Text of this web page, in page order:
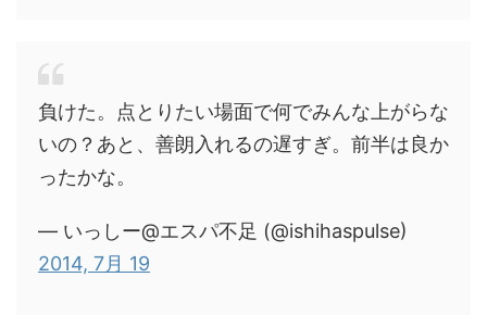
負けた。点とりたい場面で何でみんな上がらな
いの？あと、善朗入れるの遅すぎ。前半は良か
ったかな。
— いっしー@エスパ不足 (@ishihaspulse)
2014, 7月 19